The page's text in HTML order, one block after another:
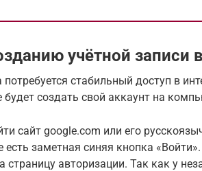
учётной записи
стабильный доступ в
создать свой аккаунт на
сайт google.com или его
заметная синяя кнопка
страницу авторизации. Так как у